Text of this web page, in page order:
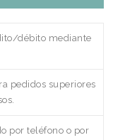
débito mediante
pedidos superiores
por teléfono o por